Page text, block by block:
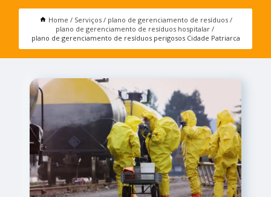
Home Serviços
plano de gerenciamento de resíduos
plano de gerenciamento de resíduos hospitalar
plano de gerenciamento de resíduos perigosos Cidade Patriarca